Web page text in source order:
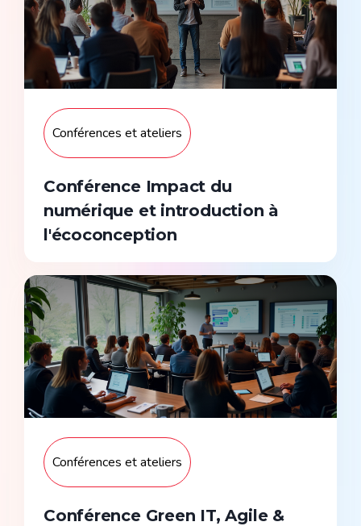
Conférences et ateliers
Conférence Impact du
numérique et introduction à
l'écoconception
Sur devis
Conférences et ateliers
Conférence Green IT, Agile &